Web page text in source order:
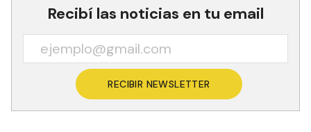
Recibí las noticias en tu email
RECIBIR NEWSLETTER